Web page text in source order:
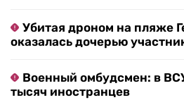
Убитая дроном на пляже
оказалась дочерью
Военный омбудсмен: в
тысяч иностранцев